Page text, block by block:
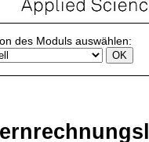
des Moduls auswählen: